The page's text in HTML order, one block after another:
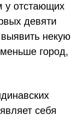
у отстающих
девяти
некую
город,
себя